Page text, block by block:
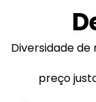
Diversidade
preço
Previous